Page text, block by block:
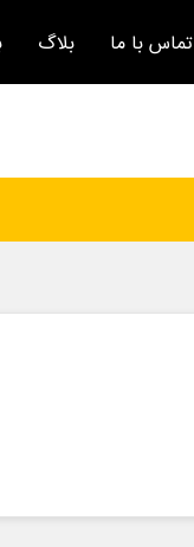
تماس با ما بلاگ